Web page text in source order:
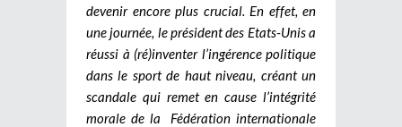
devenir encore plus crucial. En effet, en
une journée, le président des Etats-Unis a
réussi à (ré)inventer l’ingérence politique
dans le sport de haut niveau, créant un
scandale qui remet en cause l’intégrité
morale de la Fédération internationale